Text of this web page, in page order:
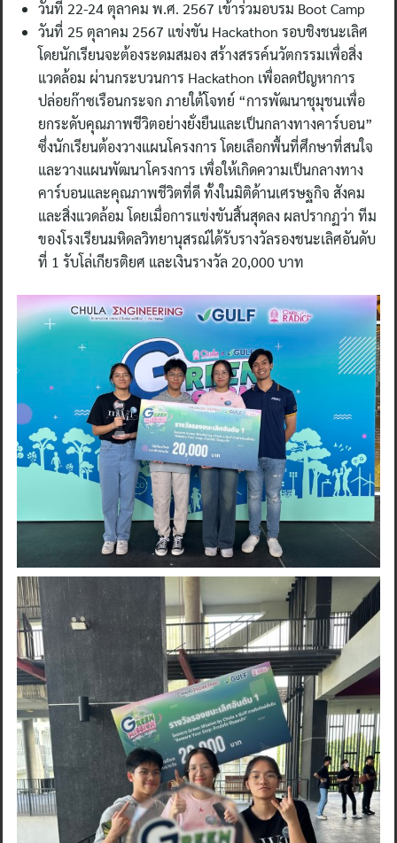
วันที่ 22-24 ตุลาคม พ.ศ. 2567 เข้าร่วมอบรม Boot Camp
วันที่ 25 ตุลาคม 2567 แข่งขัน Hackathon รอบชิงชนะเลิศ
โดยนักเรียนจะต้องระดมสมอง สร้างสรรค์นวัตกรรมเพื่อสิ่ง
แวดล้อม ผ่านกระบวนการ Hackathon เพื่อลดปัญหาการ
ปล่อยก๊าซเรือนกระจก ภายใต้โจทย์ “การพัฒนาชุมุชนเพื่อ
ยกระดับคุณภาพชีวิตอย่างยั่งยืนและเป็นกลางทางคาร์บอน”
ซึ่งนักเรียนต้องวางแผนโครงการ โดยเลือกพื้นที่ศึกษาที่สนใจ
และวางแผนพัฒนาโครงการ เพื่อให้เกิดความเป็นกลางทาง
คาร์บอนและคุณภาพชีวิตที่ดี ทั้งในมิติด้านเศรษฐกิจ สังคม
และสิ่งแวดล้อม โดยเมื่อการแข่งขันสิ้นสุดลง ผลปรากฏว่า ทีม
ของโรงเรียนมหิดลวิทยานุสรณ์ได้รับรางวัลรองชนะเลิศอันดับ
ที่ 1 รับโล่เกียรติยศ และเงินรางวัล 20,000 บาท